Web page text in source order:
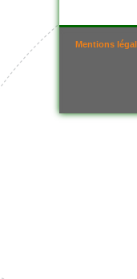
Mentions